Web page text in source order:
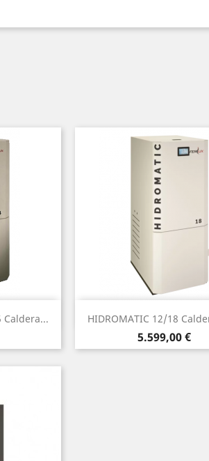
Caldera... HIDROMATIC 12/18
Precio
5.599,00 €
Vista rápida